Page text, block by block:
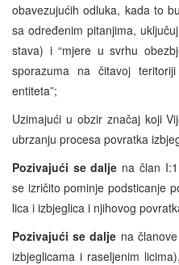
obavezujućih odluka, kada to
sa određenim pitanjima,
stava) i “mjere u svrhu
sporazuma na čitavoj
entiteta”;
Uzimajući u obzir značaj koji
ubrzanju procesa povratka
Pozivajući se dalje na član
se izričito pominje podsticanje
lica i izbjeglica i njihovog
Pozivajući se dalje na
izbjeglicama i raseljenim